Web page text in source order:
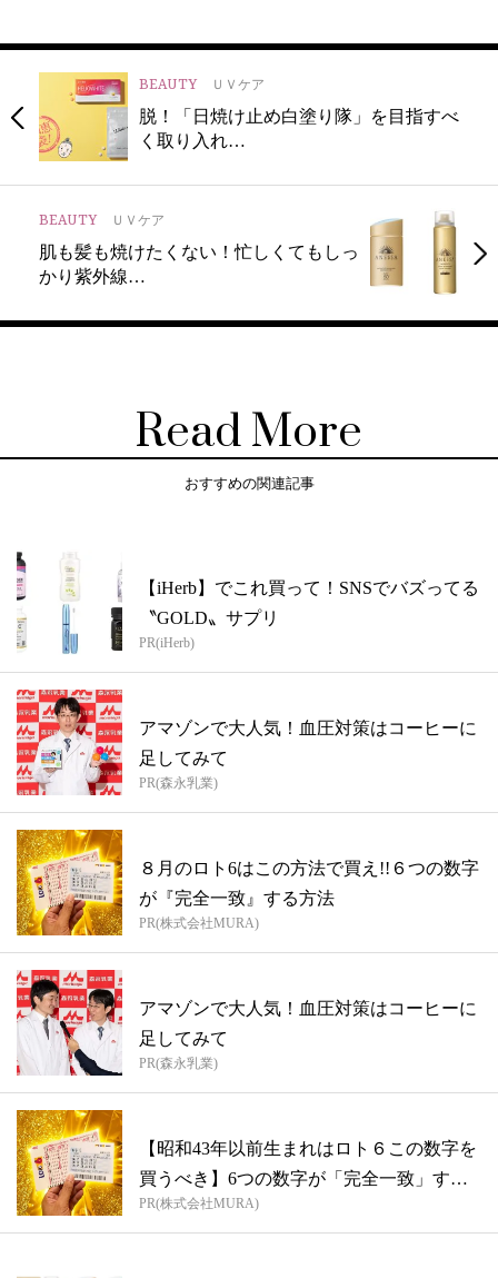
BEAUTY ＵＶケア
脱！「日焼け止め白塗り隊」を目指すべ
く取り入れ…
BEAUTY ＵＶケア
肌も髪も焼けたくない！忙しくてもしっ
かり紫外線…
Read More
おすすめの関連記事
【iHerb】でこれ買って！SNSでバズってる
〝GOLD〟サプリ
PR(iHerb)
アマゾンで大人気！血圧対策はコーヒーに
足してみて
PR(森永乳業)
８月のロト6はこの方法で買え!!６つの数字
が『完全一致』する方法
PR(株式会社MURA)
アマゾンで大人気！血圧対策はコーヒーに
足してみて
PR(森永乳業)
【昭和43年以前生まれはロト６この数字を
買うべき】6つの数字が「完全一致」する
方...
PR(株式会社MURA)